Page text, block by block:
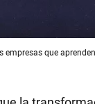
empresas que